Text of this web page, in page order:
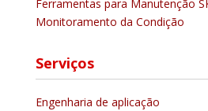
Ferramentas para Manutenção
Monitoramento da Condição
Serviços
Engenharia de aplicação